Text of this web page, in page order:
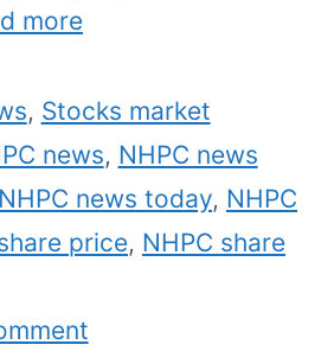
more
, Stocks market
news, NHPC news
NHPC news today, NHPC
price, NHPC share